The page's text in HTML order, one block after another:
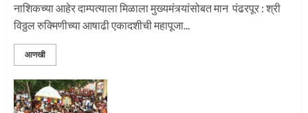
नाशिकच्या आहेर दाम्पत्याला मिळाला मुख्यमंत्र्यांसोबत मान पंढरपूर : श्री
विठ्ठल रुक्मिणीच्या आषाढी एकादशीची महापूजा...
आणखी